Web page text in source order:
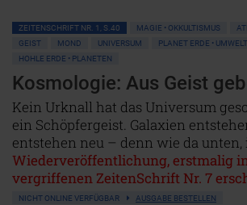
ZEITENSCHRIFT NR. 1, S.40 MAGIE • OKKULTISMUS
GEIST
MOND UNIVERSUM
PLANET ERDE •
HOHLE ERDE • PLANETEN
Kosmologie: Aus Geist
Kein Urknall hat das Universum
ein Schöpfergeist. Galaxien
entstehen neu – denn wie da unten,
Wiederveröffentlichung, erstmalig
vergriffenen ZeitenSchrift Nr. 7
NICHT ONLINE VERFÜGBAR AUSGABE BESTELLEN